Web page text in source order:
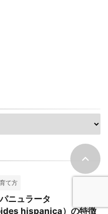
て方
ニュラータ
hispanica）の特徴